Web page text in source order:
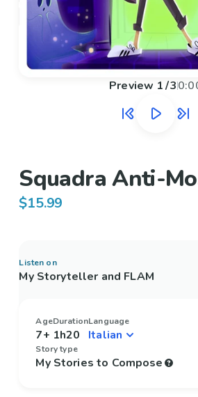
Preview 1/3
Squadra Anti-
$15.99
Listen on
My Storyteller and FLAM
Age
7+
Duration
1h20
Language
Story type
My Stories to Compose